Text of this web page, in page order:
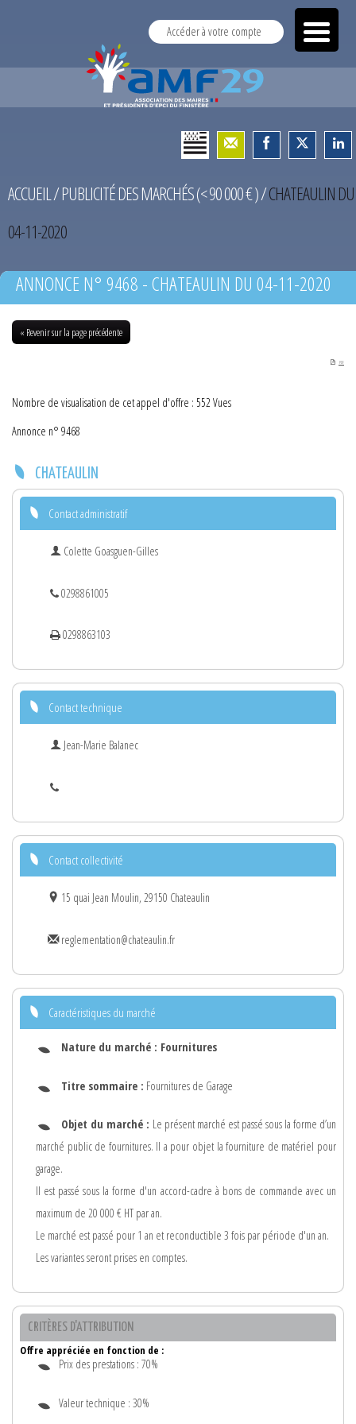
Accéder à votre compte
ACCUEIL/PUBLICITÉ DES MARCHÉS (< 90 000 € )/CHATEAULIN DU
04-11-2020
ANNONCE N° 9468 - CHATEAULIN DU 04-11-2020
« Revenir sur la page précédente
PDF
Nombre de visualisation de cet appel d'offre : 552 Vues
Annonce n° 9468
CHATEAULIN
Contact administratif
Colette Goasguen-Gilles
0298861005
0298863103
Contact technique
Jean-Marie Balanec
Contact collectivité
15 quai Jean Moulin, 29150 Chateaulin
reglementation@chateaulin.fr
Caractéristiques du marché
Nature du marché : Fournitures
Titre sommaire : Fournitures de Garage
Objet du marché : Le présent marché est passé sous la forme d’un
marché public de fournitures. Il a pour objet la fourniture de matériel pour
garage.
Il est passé sous la forme d'un accord-cadre à bons de commande avec un
maximum de 20 000 € HT par an.
Le marché est passé pour 1 an et reconductible 3 fois par période d'un an.
Les variantes seront prises en comptes.
CRITÈRES D'ATTRIBUTION
Offre appréciée en fonction de :
Prix des prestations : 70%
Valeur technique : 30%